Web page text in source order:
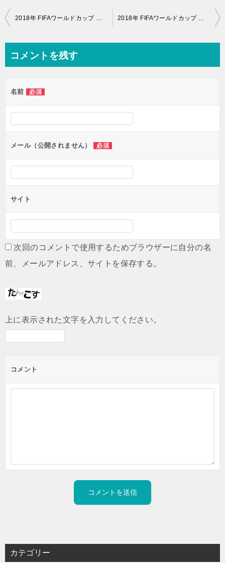
投
ビ
ー
シ
ン
2018年 FIFAワールドカップ サッカー ロシア大会 日本代表 VS セネガル代表 2018年 FIFAワールドカップ サッカー ロシア大会 日本代表 VS ベルギー代表
コメントを残す
名前 必須
メール（公開されません） 必須
サイト
次回のコメントで使用するためブラウザーに自分の名
前、メールアドレス、サイトを保存する。
上に表示された文字を入力してください。
コメント
カテゴリー